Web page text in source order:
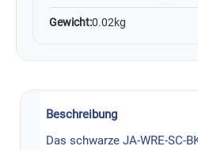
Gewicht:0.02kg
Beschreibung
Das schwarze JA-WRE-SC-